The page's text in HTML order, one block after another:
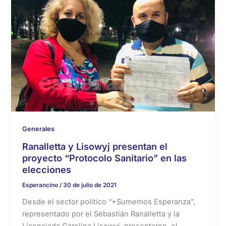
Generales
Ranalletta y Lisowyj presentan el
proyecto “Protocolo Sanitario” en las
elecciones
Esperancino /30 de julio de 2021
Desde el sector político “+Sumemos Esperanza”,
representado por el Sebastián Ranalletta y la